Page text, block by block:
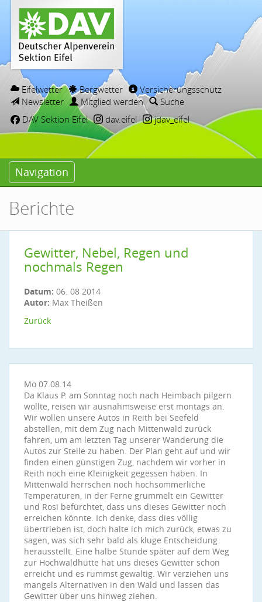
Eifelwetter Bergwetter
Versicherungsschutz
Newsletter
Mitglied werden
Suche
DAV Sektion Eifel
dav.eifel jdav_eifel
Navigation
Berichte
Gewitter, Nebel, Regen und
nochmals Regen
Datum: 06. 08 2014
Autor: Max Theißen
Zurück
Mo 07.08.14
Da Klaus P. am Sonntag noch nach Heimbach pilgern
wollte, reisen wir ausnahmsweise erst montags an.
Wir wollen unsere Autos in Reith bei Seefeld
abstellen, mit dem Zug nach Mittenwald zurück
fahren, um am letzten Tag unserer Wanderung die
Autos zur Stelle zu haben. Der Plan geht auf und wir
finden einen günstigen Zug, nachdem wir vorher in
Reith noch eine Kleinigkeit gegessen haben. In
Mittenwald herrschen noch hochsommerliche
Temperaturen, in der Ferne grummelt ein Gewitter
und Rosi befürchtet, dass uns dieses Gewitter noch
erreichen könnte. Ich denke, dass dies völlig
übertrieben ist, doch halte ich mich zurück, etwas zu
sagen, was sich sehr bald als kluge Entscheidung
herausstellt. Eine halbe Stunde später auf dem Weg
zur Hochwaldhütte hat uns dieses Gewitter schon
erreicht und es rummst gewaltig. Wir verziehen uns
mangels Alternativen in den Wald und lassen das
Gewitter über uns hinweg ziehen.